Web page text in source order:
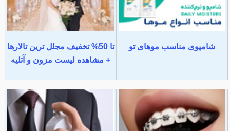
شامپوی مناسب موهای تو
تا 50% تخفیف مجلل ترین تالارها
+ مشاهده لیست مزون و آتلیه